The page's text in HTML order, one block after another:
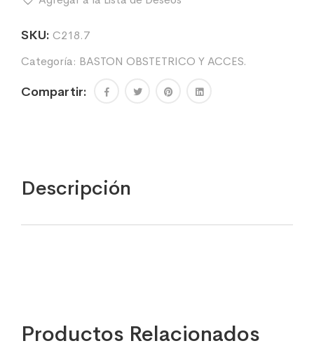
SKU: C218.7
Categoría: BASTON OBSTETRICO Y ACCES.
Compartir:
Descripción
Productos Relacionados